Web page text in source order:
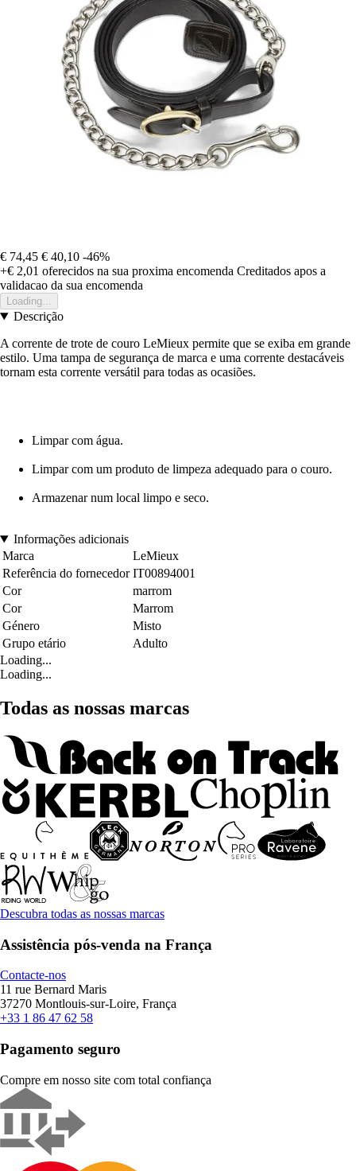
€ 74,45 € 40,10 -46%
+€ 2,01 oferecidos na sua proxima encomenda Creditados apos a
validacao da sua encomenda
Loading...
Descrição
A corrente de trote de couro LeMieux permite que se exiba em grande
estilo. Uma tampa de segurança de marca e uma corrente destacáveis
tornam esta corrente versátil para todas as ocasiões.
Limpar com água.
Limpar com um produto de limpeza adequado para o couro.
Armazenar num local limpo e seco.
Informações adicionais
Marca
LeMieux
Referência do fornecedor IT00894001
Cor
marrom
Cor
Marrom
Género
Misto
Grupo etário
Adulto
Loading...
Loading...
Todas as nossas marcas
Descubra todas as nossas marcas
Assistência pós-venda na França
Contacte-nos
11 rue Bernard Maris
37270 Montlouis-sur-Loire, França
+33 1 86 47 62 58
Pagamento seguro
Compre em nosso site com total confiança